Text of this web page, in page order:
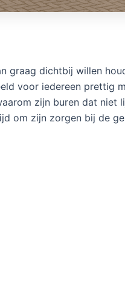
graag dichtbij willen
voor iedereen prettig
zijn buren dat niet
om zijn zorgen bij de